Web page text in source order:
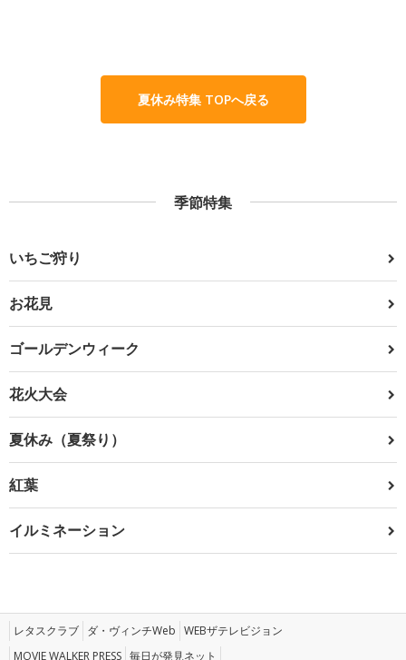
夏休み特集 TOPへ戻る
季節特集
いちご狩り
お花見
ゴールデンウィーク
花火大会
夏休み（夏祭り）
紅葉
イルミネーション
レタスクラブ ダ・ヴィンチWeb WEBザテレビジョン
MOVIE WALKER PRESS 毎日が発見ネット